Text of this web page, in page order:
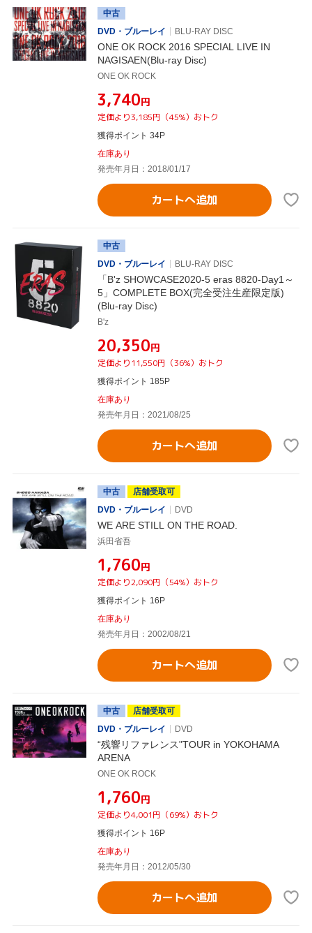
中古
DVD・ブルーレイ
BLU-RAY DISC
ONE OK ROCK 2016 SPECIAL LIVE IN
NAGISAEN(Blu-ray Disc)
ONE OK ROCK
¥3,740円
定価より3,185円（45%）おトク
獲得ポイント 34P
在庫あり
発売年月日：2018/01/17
カートへ追加
中古
DVD・ブルーレイ
BLU-RAY DISC
「B'z SHOWCASE2020-5 eras 8820-Day1～
5」COMPLETE BOX(完全受注生産限定版)
(Blu-ray Disc)
B'z
¥20,350円
定価より11,550円（36%）おトク
獲得ポイント 185P
在庫あり
発売年月日：2021/08/25
カートへ追加
中古
店舗受取可
DVD・ブルーレイ
DVD
WE ARE STILL ON THE ROAD.
浜田省吾
¥1,760円
定価より2,090円（54%）おトク
獲得ポイント 16P
在庫あり
発売年月日：2002/08/21
カートへ追加
中古
店舗受取可
DVD・ブルーレイ
DVD
“残響リファレンス"TOUR in YOKOHAMA
ARENA
ONE OK ROCK
¥1,760円
定価より4,001円（69%）おトク
獲得ポイント 16P
在庫あり
発売年月日：2012/05/30
カートへ追加